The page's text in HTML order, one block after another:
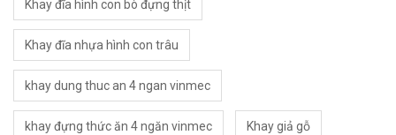
Khay đĩa hình con bò đựng thịt
Khay đĩa nhựa hình con trâu
khay dung thuc an 4 ngan vinmec
khay đựng thức ăn 4 ngăn vinmec Khay giả gỗ